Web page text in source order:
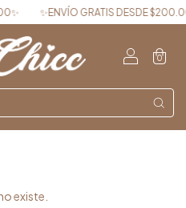
✨ENVÍO GRATIS DESDE
0
existe.